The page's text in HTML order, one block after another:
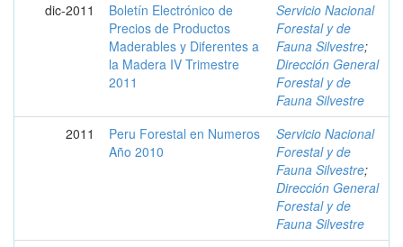
dic-2011
Boletín Electrónico de
Precios de Productos
Maderables y Diferentes a
la Madera IV Trimestre
2011
Servicio Nacional
Forestal y de
Fauna Silvestre;
Dirección General
Forestal y de
Fauna Silvestre
2011
Peru Forestal en Numeros
Año 2010
Servicio Nacional
Forestal y de
Fauna Silvestre;
Dirección General
Forestal y de
Fauna Silvestre